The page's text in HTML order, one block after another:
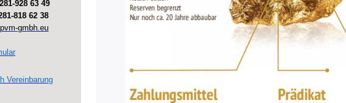
928 63 49
818 62 38
gmbh.eu
Vereinbarung